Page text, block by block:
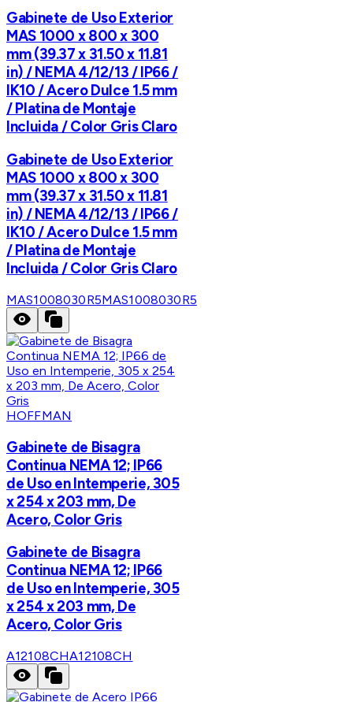
Gabinete de Uso Exterior
MAS 1000 x 800 x 300
mm (39.37 x 31.50 x 11.81
in) / NEMA 4/12/13 / IP66 /
IK10 / Acero Dulce 1.5 mm
/ Platina de Montaje
Incluida / Color Gris Claro
Gabinete de Uso Exterior
MAS 1000 x 800 x 300
mm (39.37 x 31.50 x 11.81
in) / NEMA 4/12/13 / IP66 /
IK10 / Acero Dulce 1.5 mm
/ Platina de Montaje
Incluida / Color Gris Claro
MAS1008030R5MAS1008030R5
HOFFMAN
Gabinete de Bisagra
Continua NEMA 12; IP66
de Uso en Intemperie, 305
x 254 x 203 mm, De
Acero, Color Gris
Gabinete de Bisagra
Continua NEMA 12; IP66
de Uso en Intemperie, 305
x 254 x 203 mm, De
Acero, Color Gris
A12108CHA12108CH